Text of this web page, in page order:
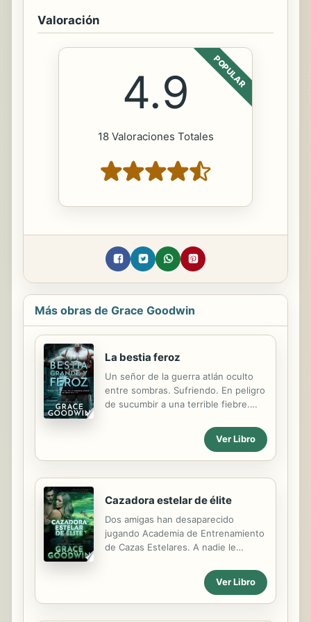
Valoración
POPULAR
4.9
18 Valoraciones Totales
Más obras de Grace Goodwin
La bestia feroz
Un señor de la guerra atlán oculto
entre sombras. Sufriendo. En peligro
de sucumbir a una terrible fiebre.
sola. Todo lo que debe hacer será
encontrarla antes de convertirse en
una bestia grande y feroz.
Ver Libro
Cazadora estelar de élite
Dos amigas han desaparecido
jugando Academia de Entrenamiento
de Cazas Estelares. A nadie le
¿Cierto? Yo sé que algo está mal.
Completamente mal. Y nadie está
prestando atención. Mis mejores
Ver Libro